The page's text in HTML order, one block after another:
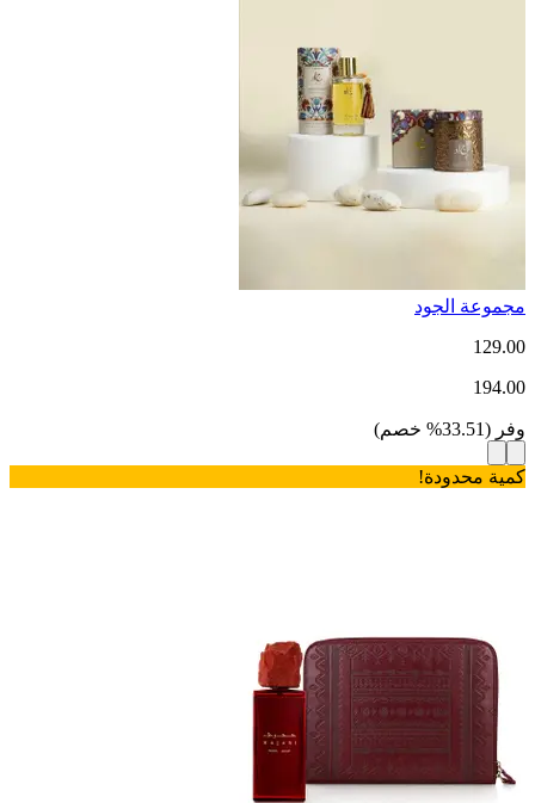
مجموعة الجود
129.00
194.00
وفر (
33.51
% خصم)
كمية محدودة!